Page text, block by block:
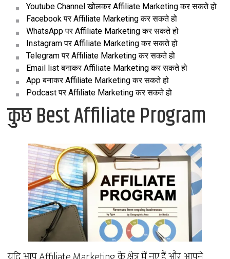
Youtube Channel खोलकर Affiliate Marketing कर सकते हो
Facebook पर Affiliate Marketing कर सकते हो
WhatsApp पर Affiliate Marketing कर सकते हो
Instagram पर Affiliate Marketing कर सकते हो
Telegram पर Affiliate Marketing कर सकते हो
Email list बनाकर Affiliate Marketing कर सकते हो
App बनाकर Affiliate Marketing कर सकते हो
Podcast पर Affiliate Marketing कर सकते हो
कुछ Best Affiliate Program